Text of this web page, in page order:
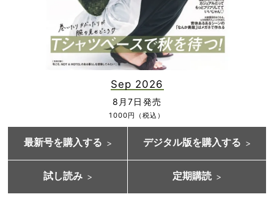
Sep 2026
8月7日発売
1000円（税込）
最新号を購入する デジタル版を購入する
試し読み 定期購読